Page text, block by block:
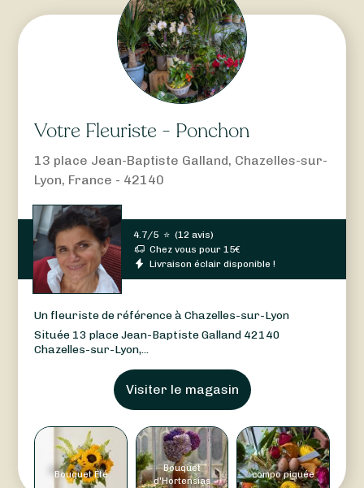
Votre Fleuriste - Ponchon
13 place Jean-Baptiste Galland, Chazelles-sur-
Lyon, France - 42140
4.7/5 ⭐ (12 avis)
Chez vous pour15€
Livraison éclair disponible !
Un fleuriste de référence à Chazelles-sur-Lyon
Située 13 place Jean-Baptiste Galland 42140
Chazelles-sur-Lyon,...
Visiter le magasin
Bouquet Été
Bouquet
d'Hortensias
compo piquée